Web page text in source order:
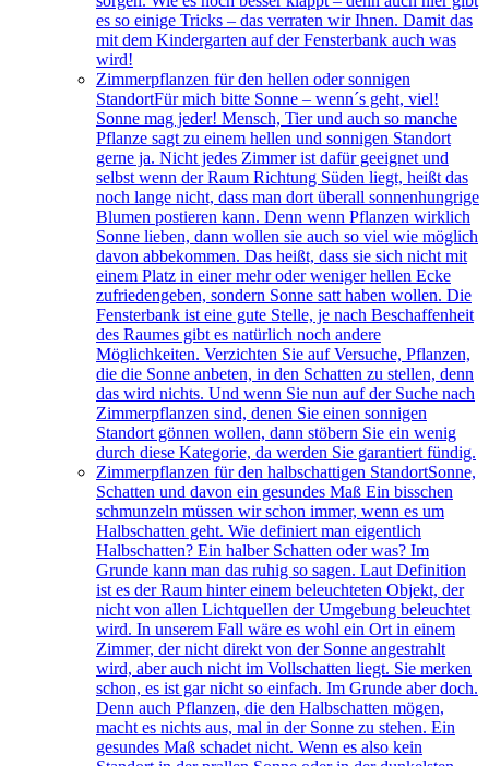
es so einige Tricks – das verraten wir Ihnen. Damit das
mit dem Kindergarten auf der Fensterbank auch was
wird!
Zimmerpflanzen für den hellen oder sonnigen
StandortFür mich bitte Sonne – wenn´s geht, viel!
Sonne mag jeder! Mensch, Tier und auch so manche
Pflanze sagt zu einem hellen und sonnigen Standort
gerne ja. Nicht jedes Zimmer ist dafür geeignet und
selbst wenn der Raum Richtung Süden liegt, heißt das
noch lange nicht, dass man dort überall sonnenhungrige
Blumen postieren kann. Denn wenn Pflanzen wirklich
Sonne lieben, dann wollen sie auch so viel wie möglich
davon abbekommen. Das heißt, dass sie sich nicht mit
einem Platz in einer mehr oder weniger hellen Ecke
zufriedengeben, sondern Sonne satt haben wollen. Die
Fensterbank ist eine gute Stelle, je nach Beschaffenheit
des Raumes gibt es natürlich noch andere
Möglichkeiten. Verzichten Sie auf Versuche, Pflanzen,
die die Sonne anbeten, in den Schatten zu stellen, denn
das wird nichts. Und wenn Sie nun auf der Suche nach
Zimmerpflanzen sind, denen Sie einen sonnigen
Standort gönnen wollen, dann stöbern Sie ein wenig
durch diese Kategorie, da werden Sie garantiert fündig.
Zimmerpflanzen für den halbschattigen StandortSonne,
Schatten und davon ein gesundes Maß Ein bisschen
schmunzeln müssen wir schon immer, wenn es um
Halbschatten geht. Wie definiert man eigentlich
Halbschatten? Ein halber Schatten oder was? Im
Grunde kann man das ruhig so sagen. Laut Definition
ist es der Raum hinter einem beleuchteten Objekt, der
nicht von allen Lichtquellen der Umgebung beleuchtet
wird. In unserem Fall wäre es wohl ein Ort in einem
Zimmer, der nicht direkt von der Sonne angestrahlt
wird, aber auch nicht im Vollschatten liegt. Sie merken
schon, es ist gar nicht so einfach. Im Grunde aber doch.
Denn auch Pflanzen, die den Halbschatten mögen,
macht es nichts aus, mal in der Sonne zu stehen. Ein
gesundes Maß schadet nicht. Wenn es also kein